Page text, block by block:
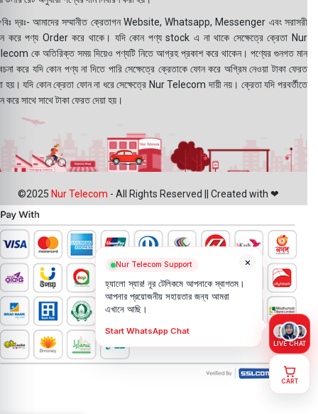
দ্রঃ- আমাদের সম্মানীত ক্রেতাগন Website, Whatsapp, Messenger এবং সরাসরী
করে পণ্য Order করে থাকে। যদি কোন পণ্য stock এ না থাকে সেক্ষেত্রে ক্রেতা Nur
কে অতিরিক্ত সময় দিয়েও পণ্যটি নিতে আগ্রহ প্রকাশ করে থাকেন। পণ্যের গুনগত মান
করে যদি কোন পণ্য না দিতে পারি সেক্ষেত্রে ক্রেতাকে ফোন করে অগ্রিম নেওয়া টাকা ফেরত
হয়। যদি কোন ক্রেতা ফোন না ধরে সেক্ষেত্রে Nur Telecom দায়ী নয়। ক্রেতা যদি পরবর্তীতে
করে সাথে সাথে টাকা ফেরত দেয়া হয়।
©2025 Nur Telecom - All Rights Reserved || Created with ❤
×
Nur Telecom Support
হ্যালো স্যার! নূর টেলিকমে আপনাকে স্বাগতম।
আপনার প্রয়োজনীয় সহায়তার জন্য আমরা
এখানে আছি।
Start WhatsApp Chat
LIVE CHAT
CART